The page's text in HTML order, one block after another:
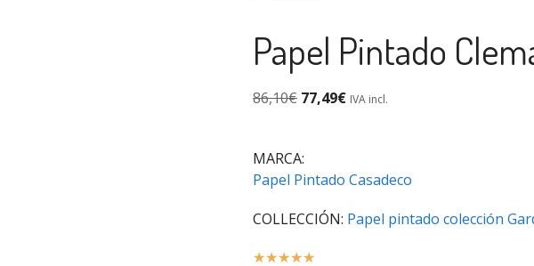
Papel Pintado
86,10€ 77,49€ IVA incl.
MARCA:
Papel Pintado Casadeco
COLLECCIÓN: Papel pintado colección
☆☆☆☆☆